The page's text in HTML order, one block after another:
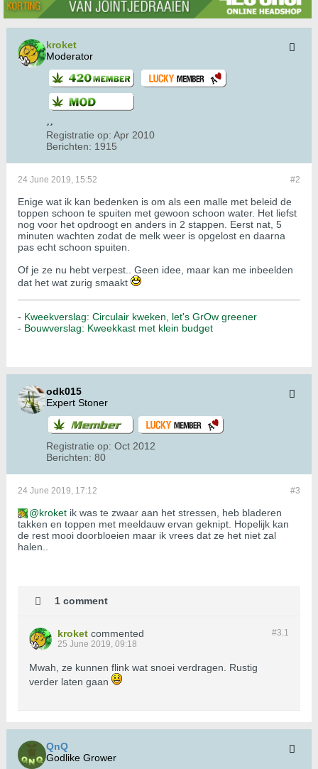
kroket
Moderator
Registratie op: Apr 2010
Berichten: 1915
#2
24 June 2019, 15:52
Enige wat ik kan bedenken is om als een malle met beleid de
toppen schoon te spuiten met gewoon schoon water. Het liefst
nog voor het opdroogt en anders in 2 stappen. Eerst nat, 5
minuten wachten zodat de melk weer is opgelost en daarna
pas echt schoon spuiten.
Of je ze nu hebt verpest.. Geen idee, maar kan me inbeelden
dat het wat zurig smaakt
- Kweekverslag: Circulair kweken, let's GrOw greener
- Bouwverslag: Kweekkast met klein budget
odk015
Expert Stoner
Registratie op: Oct 2012
Berichten: 80
#3
24 June 2019, 17:12
kroket ik was te zwaar aan het stressen, heb bladeren
takken en toppen met meeldauw ervan geknipt. Hopelijk kan
de rest mooi doorbloeien maar ik vrees dat ze het niet zal
halen..
1 comment
#3.1
kroket commented
25 June 2019, 09:18
Mwah, ze kunnen flink wat snoei verdragen. Rustig
verder laten gaan
QnQ
Godlike Grower